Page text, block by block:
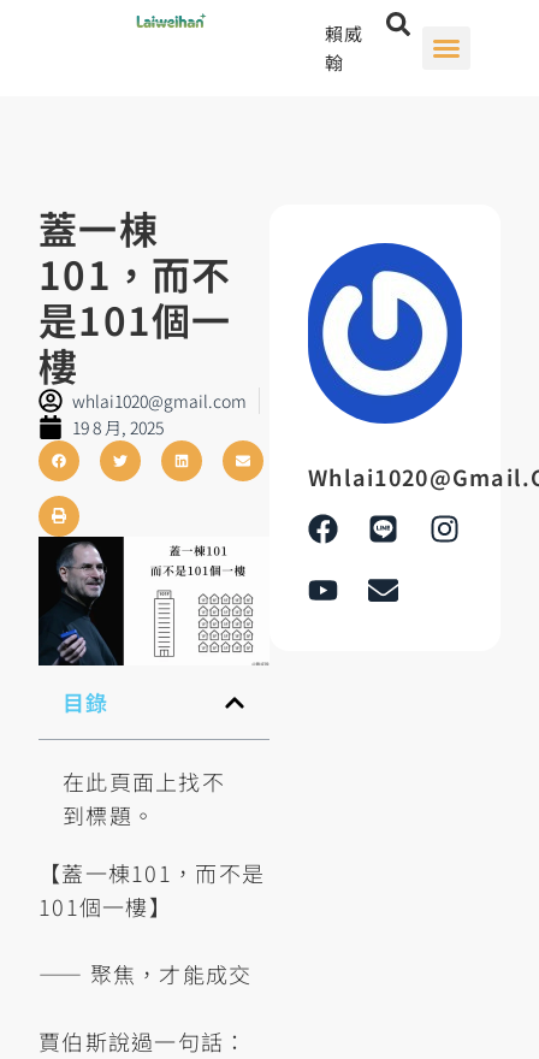
賴威
翰
蓋一棟
101，而不
是101個一
樓
whlai1020@gmail.com
19 8 月, 2025
目錄
在此頁面上找不
到標題。
【蓋一棟101，而不是
101個一樓】
—— 聚焦，才能成交
賈伯斯說過一句話：